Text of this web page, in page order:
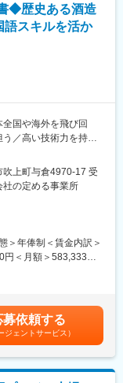
ーバル人材開発にも
な溝をウエハに刻む
においても更に新規
です。
明るい職場です。上
いう文化がありま
ョンを共有し、一人
ため、大きなビジネ
、価格と納期が勝負
志向の商品をライン
技術サポートが整って
ている一要因となっ
3回程度の在宅勤務が
◆歴史ある酒造
語スキルを活か
国や海外を飛び回
／高い技術力を持つ
山シリーズを展開す
製造を手掛け、クラ
でブランド価値を高
ます。そして日本の
リカ、アジアを想定
吹上町与倉4970-17 受
の定める事業所
＞年俸制＜賃金内訳＞
＜月額＞583,333円
募依頼する
ジェントサービス）